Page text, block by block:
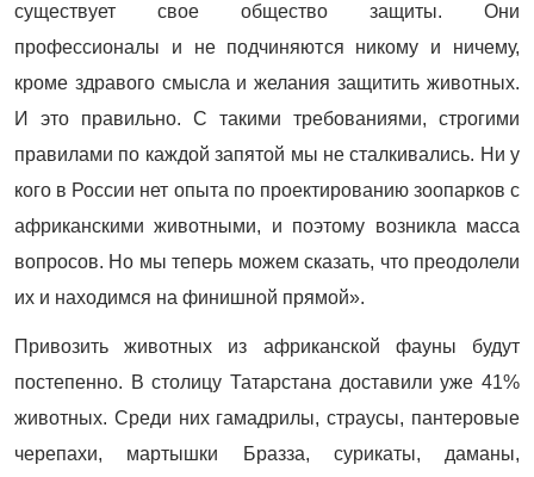
существует свое общество защиты. Они
профессионалы и не подчиняются никому и ничему,
кроме здравого смысла и желания защитить животных.
И это правильно. С такими требованиями, строгими
правилами по каждой запятой мы не сталкивались. Ни у
кого в России нет опыта по проектированию зоопарков с
африканскими животными, и поэтому возникла масса
вопросов. Но мы теперь можем сказать, что преодолели
их и находимся на финишной прямой».
Привозить животных из африканской фауны будут
постепенно. В столицу Татарстана доставили уже 41%
животных. Среди них гамадрилы, страусы, пантеровые
черепахи, мартышки Бразза, сурикаты, даманы,